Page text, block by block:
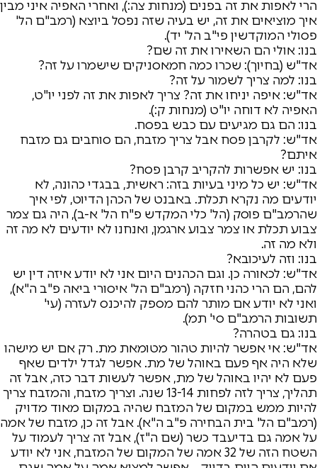
הרי לאפות את זה בפנים (מנחות צה:), ואחרי האפיה איני מבין
איך מוציאים את זה, יש בעיה שזה נפסל ביוצא (רמב"ם הל'
פסולי המוקדשין פי"ב הל' יד).
בנו: אולי הם השאירו את זה שם?
אד"ש (בחיוך): שכרו כמה חמאסניקים שישמרו על זה?
בנו: למה צריך לשמור על זה?
אד"ש: איפה יניחו את זה? צריך לאפות את זה לפני יו"ט,
האפיה לא דוחה יו"ט (מנחות ק:).
בנו: הם גם מגיעים עם כבש בפסח.
אד"ש: לקרבן פסח אבל צריך מזבח, הם סוחבים גם מזבח
איתם?
בנו: יש אפשרות להקריב קרבן פסח?
אד"ש: יש כל מיני בעיות בזה: ראשית, בבגדי כהונה, לא
יודעים מה נקרא תכלת. באבנט של הכהן הדיוט, לפי איך
שהרמב"ם פוסק (הל' כלי המקדש פ"ח הל' א-ב), היה גם צמר
צבוע תכלת או צמר צבוע ארגמן, ואנחנו לא יודעים לא מה זה
ולא מה זה.
בנו: וזה לעיכובא?
אד"ש: לכאורה כן. וגם הכהנים היום אני לא יודע איזה דין יש
להם, הם הרי כהני חזקה (רמב"ם הל' איסורי ביאה פ"ב ה"א),
ואני לא יודע אם מותר להם מספק להיכנס לעזרה (עי'
תשובות הרמב"ם סי' תמ).
בנו: גם בטהרה?
אד"ש: אי אפשר להיות טהור מטומאת מת. רק אם יש מישהו
שלא היה אף פעם באוהל של מת. אפשר לגדל ילדים שאף
פעם לא יהיו באוהל של מת, אפשר לעשות דבר כזה, אבל זה
תהליך, צריך לזה לפחות 13-14 שנה. וצריך מזבח, והמזבח צריך
להיות ממש במקום של המזבח שהיה במקום מאוד מדויק
(רמב"ם הל' בית הבחירה פ"ב ה"א). אבל זה כן, מזבח של אמה
על אמה גם בדיעבד כשר (שם ה"ז), אבל זה צריך לעמוד על
השטח הזה של 32 אמה של המקום של המזבח, אני לא יודע